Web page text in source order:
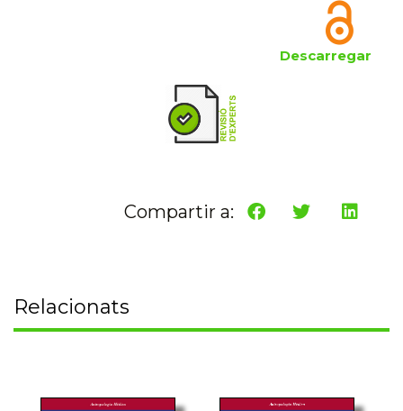
Descarregar
Compartir a:
Relacionats